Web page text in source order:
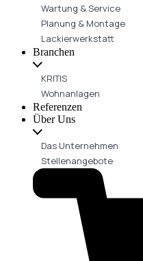
Wartung & Service
Planung & Montage
Lackierwerkstatt
Branchen
KRITIS
Wohnanlagen
Referenzen
Über Uns
Das Unternehmen
Stellenangebote